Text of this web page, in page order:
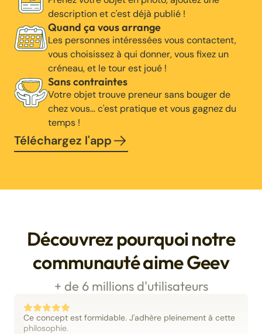
description et c'est déjà publié !
Quand ça vous arrange
Les personnes intéressées vous contactent,
vous choisissez à qui donner, vous fixez un
créneau, et le tour est joué !
Sans contraintes
Votre objet trouve preneur sans bouger de
chez vous… c'est pratique et vous gagnez du
temps !
Téléchargez l'app
Découvrez pourquoi notre
communauté aime Geev
+ de 6 millions d'utilisateurs
Ce concept est formidable. J'adhère pleinement à cette
philosophie.